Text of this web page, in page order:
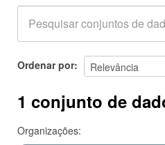
Ordenar por
1 conjunto de
Organizações: